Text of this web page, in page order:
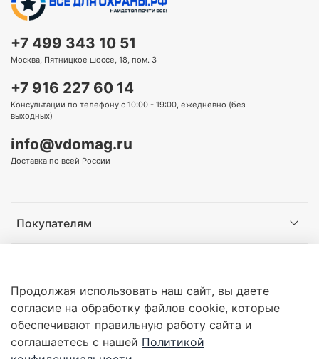
Покупателям
+7 499 343 10 51
Москва, Пятницкое шоссе, 18, пом. 3
+7 916 227 60 14
Консультации по телефону с 10:00 - 19:00, ежедневно (без
выходных)
info@vdomag.ru
Доставка по всей России
Copyright © 2016-2026 - Интернет-магазин оборудования
Продолжая использовать наш сайт, вы даете
согласие на обработку файлов cookie, которые
обеспечивают правильную работу сайта и
соглашаетесь с нашей Политикой